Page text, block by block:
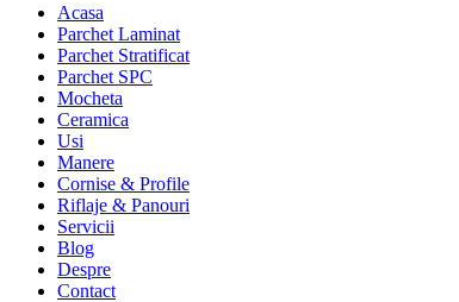
Acasa
Parchet Laminat
Parchet Stratificat
Parchet SPC
Mocheta
Ceramica
Usi
Manere
Cornise & Profile
Riflaje & Panouri
Servicii
Blog
Despre
Contact